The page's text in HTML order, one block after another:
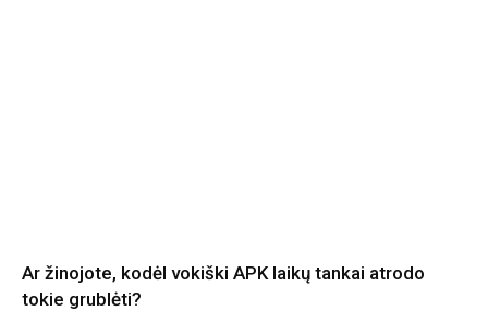
Ar žinojote, kodėl vokiški APK laikų tankai atrodo
tokie grublėti?